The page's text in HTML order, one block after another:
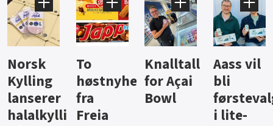
Knalltall
for Açai
Bowl
Aass vil
bli
førstevalg
i lite-
Brus og
jus fra
Berentsen
Hard
iste fra
Hansa